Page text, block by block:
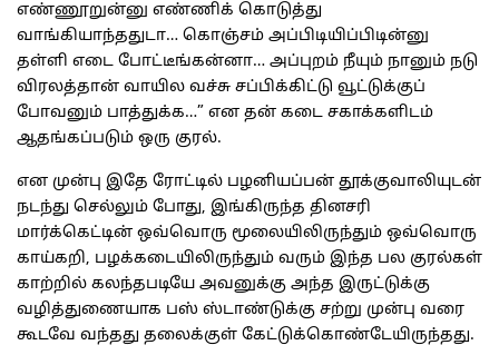
எண்ணூறுன்னு எண்ணிக் கொடுத்து
வாங்கியாந்ததுடா… கொஞ்சம் அப்பிடியிப்பிடின்னு
தள்ளி எடை போட்டீங்கன்னா… அப்புறம் நீயும் நானும் நடு
விரலத்தான் வாயில வச்சு சப்பிக்கிட்டு வூட்டுக்குப்
போவனும் பாத்துக்க…” என தன் கடை சகாக்களிடம்
ஆதங்கப்படும் ஒரு குரல்.
என முன்பு இதே ரோட்டில் பழனியப்பன் தூக்குவாலியுடன்
நடந்து செல்லும் போது, இங்கிருந்த தினசரி
மார்க்கெட்டின் ஒவ்வொரு மூலையிலிருந்தும் ஒவ்வொரு
காய்கறி, பழக்கடையிலிருந்தும் வரும் இந்த பல குரல்கள்
காற்றில் கலந்தபடியே அவனுக்கு அந்த இருட்டுக்கு
வழித்துணையாக பஸ் ஸ்டாண்டுக்கு சற்று முன்பு வரை
கூடவே வந்தது தலைக்குள் கேட்டுக்கொண்டேயிருந்தது.